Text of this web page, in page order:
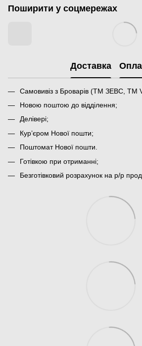
Поширити у соцмережах
Доставка
Самовивіз з Броварів (ТМ ЗЕВС, ТМ
Новою поштою до відділення;
Делівері;
Кур’єром Нової пошти;
Поштомат Нової пошти.
Готівкою при отриманні;
Безготівковий розрахунок на р/р